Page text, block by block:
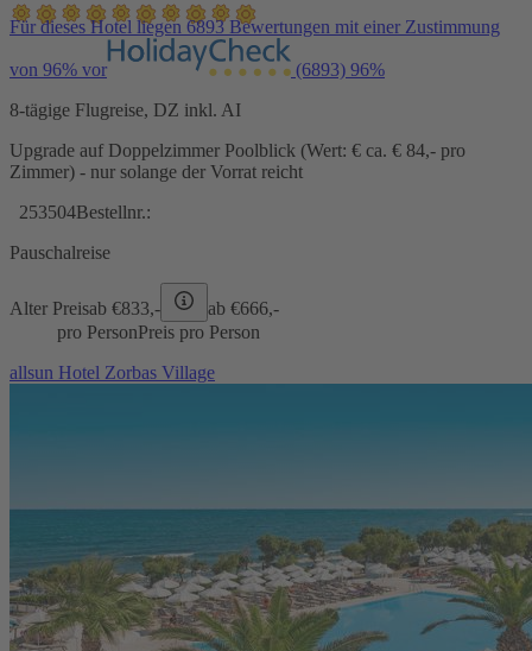
Für dieses Hotel liegen 6893 Bewertungen mit einer Zustimmung
von 96% vor (6893) 96%
8-tägige Flugreise, DZ inkl. AI
Upgrade auf Doppelzimmer Poolblick (Wert: € ca. € 84,- pro
Zimmer) - nur solange der Vorrat reicht
253504Bestellnr.:
Pauschalreise
Alter Preisab €833,- ab €666,-
pro PersonPreis pro Person
allsun Hotel Zorbas Village